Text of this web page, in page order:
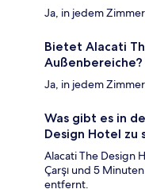
Ja, in jedem
Bietet Alacati
Außenbereiche?
Ja, in jedem
Was gibt es in
Design Hotel zu
Alacati The Design
Çarşı und 5
entfernt.